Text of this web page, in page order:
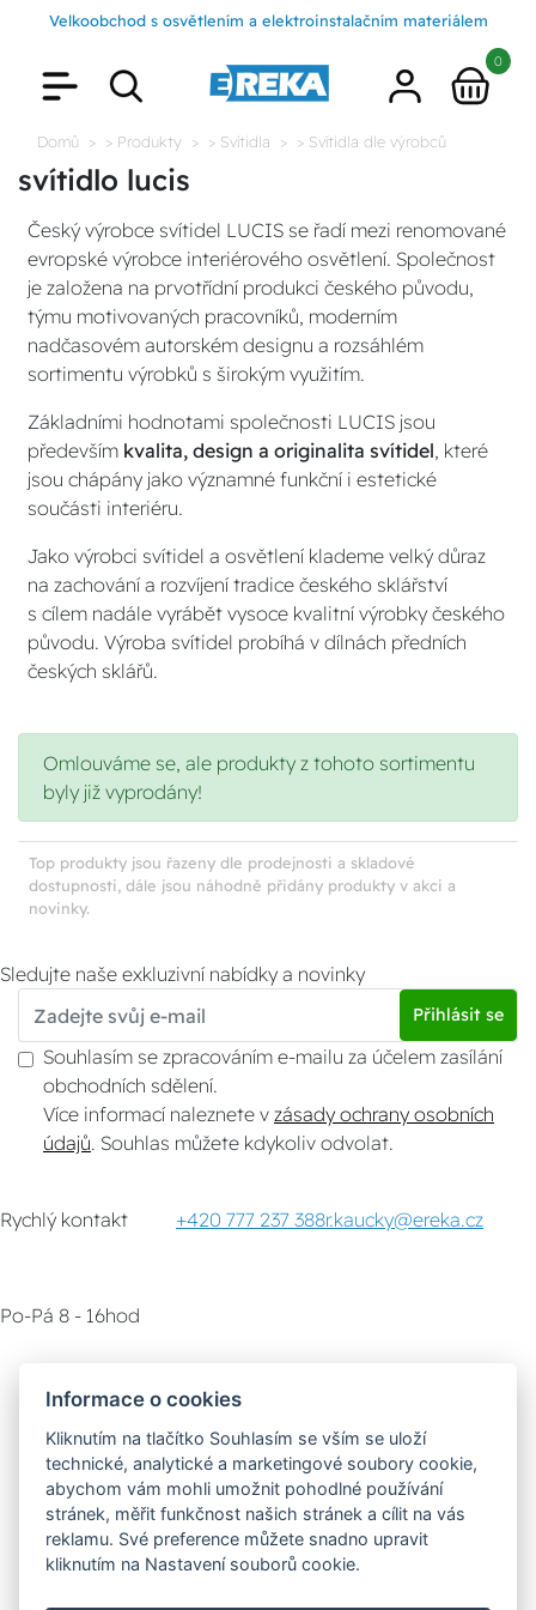
Velkoobchod s osvětlením a elektroinstalačním materiálem
0
Domů > Produkty > Svítidla > Svítidla dle výrobců
svítidlo lucis
Český výrobce svítidel LUCIS se řadí mezi renomované
evropské výrobce interiérového osvětlení. Společnost
je založena na prvotřídní produkci českého původu,
týmu motivovaných pracovníků, moderním
nadčasovém autorském designu a rozsáhlém
sortimentu výrobků s širokým využitím.
Základními hodnotami společnosti LUCIS jsou
především kvalita, design a originalita svítidel, které
jsou chápány jako významné funkční i estetické
součásti interiéru.
Jako výrobci svítidel a osvětlení klademe velký důraz
na zachování a rozvíjení tradice českého sklářství
s cílem nadále vyrábět vysoce kvalitní výrobky českého
původu. Výroba svítidel probíhá v dílnách předních
českých sklářů.
Omlouváme se, ale produkty z tohoto sortimentu
byly již vyprodány!
Top produkty jsou řazeny dle prodejnosti a skladové
dostupnosti, dále jsou náhodně přidány produkty v akci a
novinky.
Sledujte naše exkluzivní nabídky a novinky
Přihlásit se
Souhlasím se zpracováním e-mailu za účelem zasílání
obchodních sdělení.
Více informací naleznete v zásady ochrany osobních
údajů . Souhlas můžete kdykoliv odvolat.
Rychlý kontakt +420 777 237 388r.kaucky@ereka.cz
Po-Pá 8 - 16hod
Poradna
Možnosti dopravy
Informace o cookies
Kliknutím na tlačítko Souhlasím se vším se uloží
technické, analytické a marketingové soubory cookie,
abychom vám mohli umožnit pohodlné používání
stránek, měřit funkčnost našich stránek a cílit na vás
reklamu. Své preference můžete snadno upravit
kliknutím na Nastavení souborů cookie.